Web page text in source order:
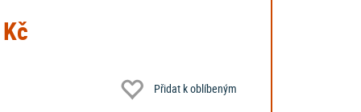
Přidat k oblíbeným